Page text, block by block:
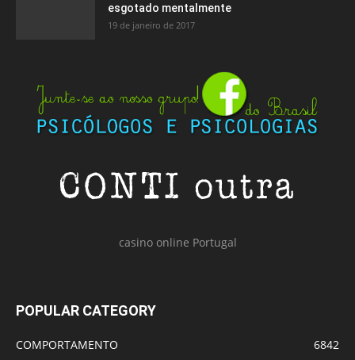
esgotado mentalmente
19 de janeiro de 2017
casino online Portugal
POPULAR CATEGORY
COMPORTAMENTO
6842